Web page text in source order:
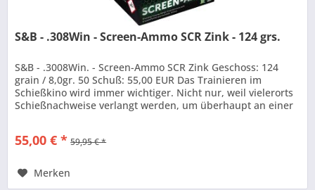
S&B - .308Win - Screen-Ammo SCR Zink - 124 grs.
S&B - .3008Win. - Screen-Ammo SCR Zink Geschoss: 124
grain / 8,0gr. 50 Schuß: 55,00 EUR Das Trainieren im
Schießkino wird immer wichtiger. Nicht nur, weil vielerorts
Schießnachweise verlangt werden, um überhaupt an einer
55,00 € * 59,95 € *
Merken